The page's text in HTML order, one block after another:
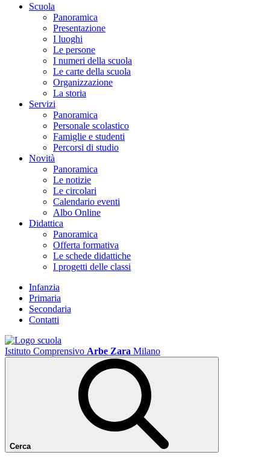
Scuola
Panoramica
Presentazione
I luoghi
Le persone
I numeri della scuola
Le carte della scuola
Organizzazione
La storia
Servizi
Panoramica
Personale scolastico
Famiglie e studenti
Percorsi di studio
Novità
Panoramica
Le notizie
Le circolari
Calendario eventi
Albo Online
Didattica
Panoramica
Offerta formativa
Le schede didattiche
I progetti delle classi
Infanzia
Primaria
Secondaria
Contatti
Istituto Comprensivo Arbe Zara Milano
Cerca